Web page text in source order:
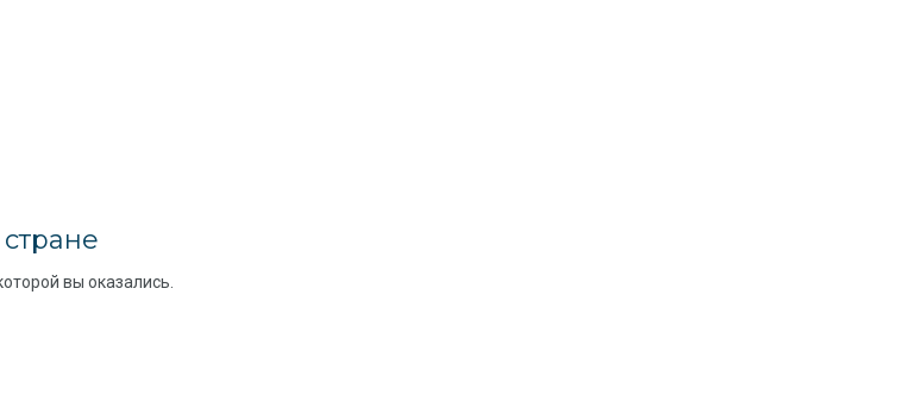
вы оказались.